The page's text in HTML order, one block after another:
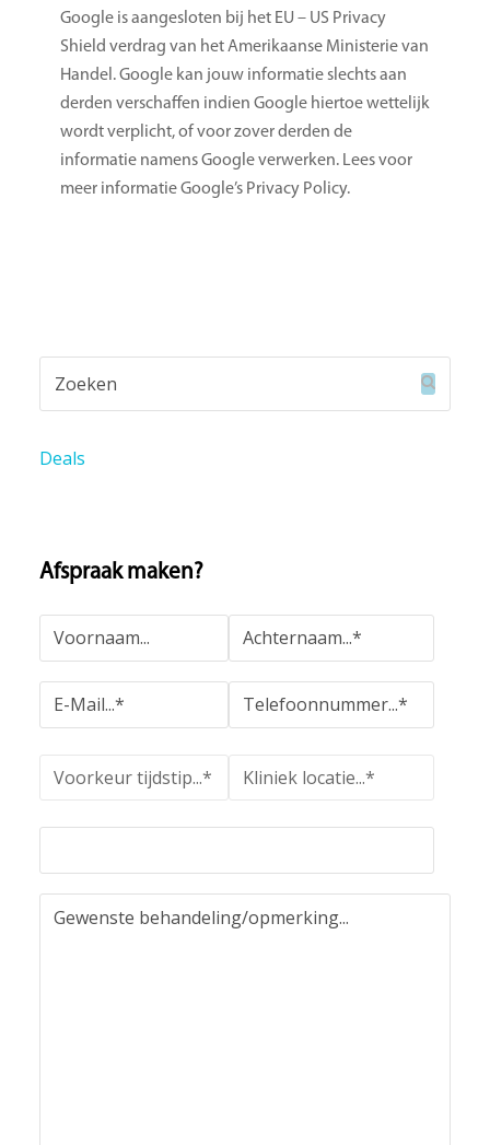
Google is aangesloten bij het EU – US Privacy
Shield verdrag van het Amerikaanse Ministerie van
Handel. Google kan jouw informatie slechts aan
derden verschaffen indien Google hiertoe wettelijk
wordt verplicht, of voor zover derden de
informatie namens Google verwerken. Lees voor
meer informatie Google’s Privacy Policy.
Deals
Afspraak maken?